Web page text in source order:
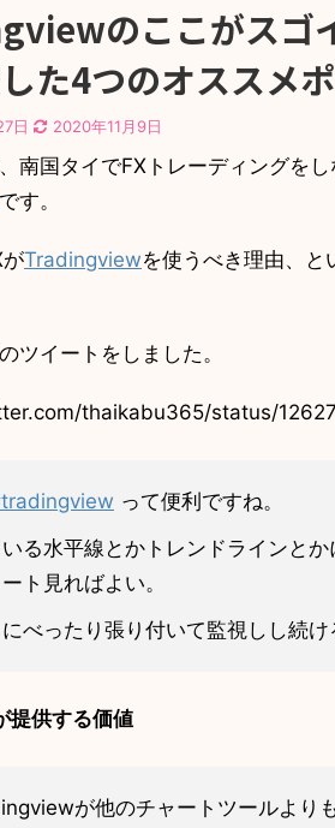
のここがスゴ
た4つのオススメ
日 2020年11月9日
南国タイでFXトレーディングをし
です。
Tradingviewを使うべき理由、と
ツイートをしました。
thaikabu365/status/
tradingview って便利ですね。
る水平線とかトレンドラインと
ト見ればよい。
べったり張り付いて監視しし続け
提供する価値
が他のチャートツールより